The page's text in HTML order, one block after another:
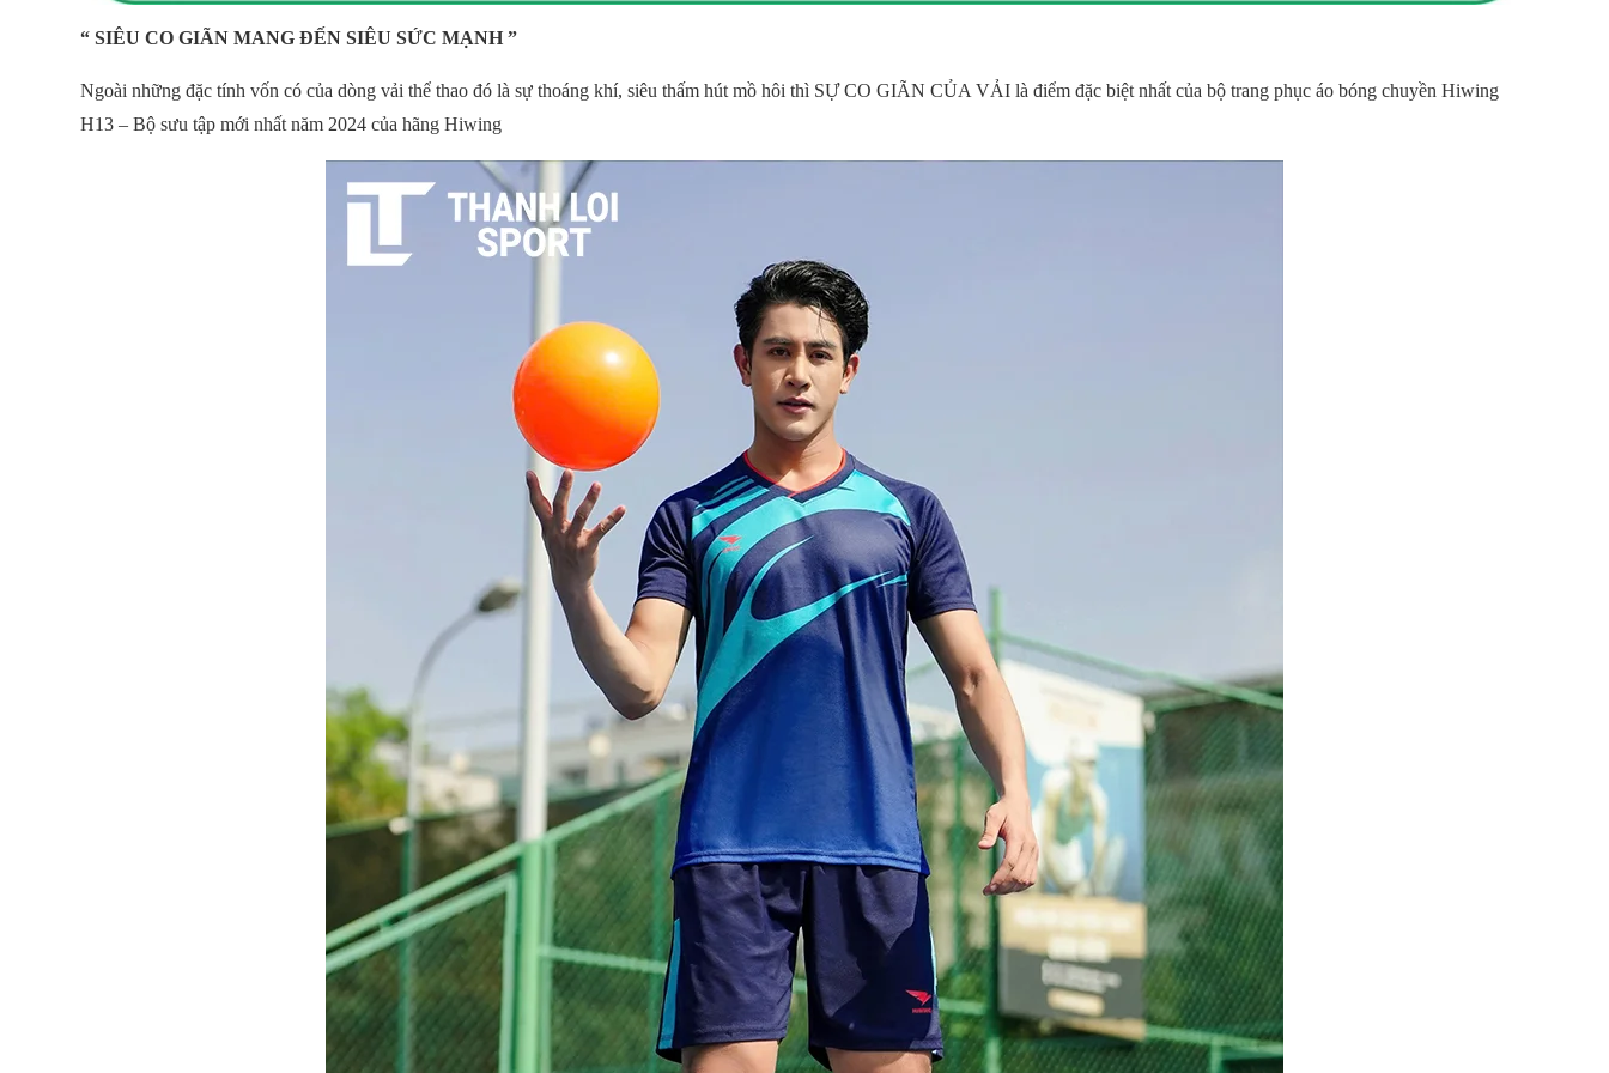
“ SIÊU CO GIÃN MANG ĐẾN SIÊU SỨC MẠNH ”
Ngoài những đặc tính vốn có của dòng vải thể thao đó là sự thoáng khí, siêu thấm hút mồ hôi thì SỰ CO GIÃN CỦA VẢI là điểm đặc biệt nhất của bộ trang phục áo bóng chuyền Hiwing
H13 – Bộ sưu tập mới nhất năm 2024 của hãng Hiwing